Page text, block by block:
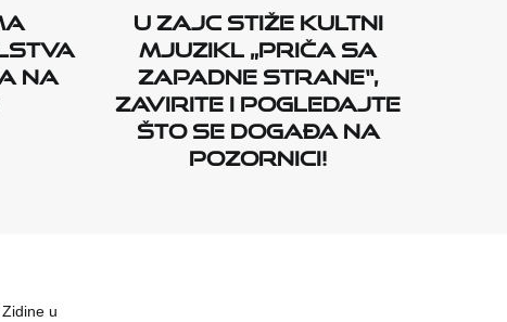
na
U Zajc stiže kultni
mjuzikl „Priča sa
Zapadne strane“,
zavirite i pogledajte
što se događa na
pozornici!
u